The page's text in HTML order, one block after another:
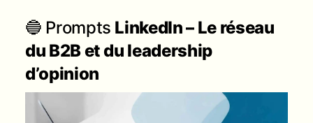
🔵 Prompts LinkedIn – Le réseau
du B2B et du leadership
d’opinion